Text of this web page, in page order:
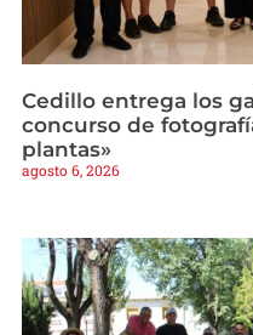
Cedillo entrega los
concurso de
plantas»
agosto 6, 2026